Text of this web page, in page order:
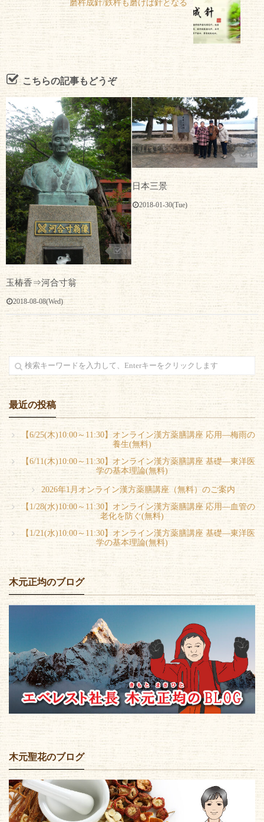
磨杵成針/鉄杵も磨けば針となる
こちらの記事もどうぞ
2
玉椿香⇒河合寸翁
2018-08-08(Wed)
0
日本三景
2018-01-30(Tue)
最近の投稿
【6/25(木)10:00～11:30】オンライン漢方薬膳講座 応用―梅雨の
養生(無料)
【6/11(木)10:00～11:30】オンライン漢方薬膳講座 基礎―東洋医
学の基本理論(無料)
2026年1月オンライン漢方薬膳講座（無料）のご案内
【1/28(水)10:00～11:30】オンライン漢方薬膳講座 応用―血管の
老化を防ぐ(無料)
【1/21(水)10:00～11:30】オンライン漢方薬膳講座 基礎―東洋医
学の基本理論(無料)
木元正均のブログ
木元聖花のブログ